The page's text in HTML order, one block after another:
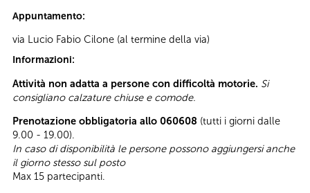
Appuntamento:
via Lucio Fabio Cilone (al termine della via)
Informazioni:
Attività non adatta a persone con difficoltà motorie. Si
consigliano calzature chiuse e comode.
Prenotazione obbligatoria allo 060608 (tutti i giorni dalle
9.00 - 19.00).
In caso di disponibilità le persone possono aggiungersi anche
il giorno stesso sul posto
Max 15 partecipanti.